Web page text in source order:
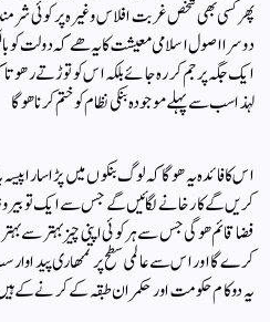
پھر کسی بھی شخص غربت افلاس وغیرہ پر کوئی
دوسرا اصول اسلامی معیشت کا یہ ھے کہ دولت کو
ایک جگہ پر جم کر رہ جائے بلکہ اس کو توڑتے رھو
لہذا سب سے پہلے موجودہ بنکی نظام کو ختم کرنا ھوگا
اس کا فائدہ یہ ھوگا کہ لوگ بنکوں میں پڑا سارا
کریں گے کارخانے لگائیں گے جس سے ایک تو
فضا قائم ھوگی جس سے ہر کوئی اپنی چیز بہتر سے
کرے گا اور اس سے عالمی سطح پر تمھاری
یہ دو کام حکومت اور حکمران طبقہ کے کرنے کے